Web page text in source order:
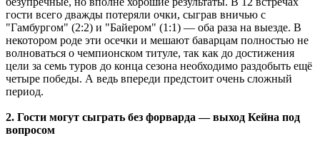
гости всего дважды потеряли очки, сыграв вничью с
"Гамбургом" (2:2) и "Байером" (1:1) — оба раза на выезде. В
некотором роде эти осечки и мешают баварцам полностью не
волноваться о чемпионском титуле, так как до достижения
цели за семь туров до конца сезона необходимо раздобыть ещё
четыре победы. А ведь впереди предстоит очень сложный
период.
2. Гости могут сыграть без форварда — выход Кейна под
вопросом